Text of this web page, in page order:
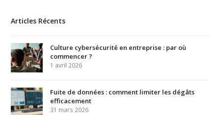
Articles Récents
Culture cybersécurité en entreprise : par où
commencer ?
1 avril 2026
Fuite de données : comment limiter les dégâts
efficacement
31 mars 2026